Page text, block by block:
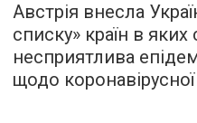
Австрія внесла
списку» країн в яких
несприятлива
щодо